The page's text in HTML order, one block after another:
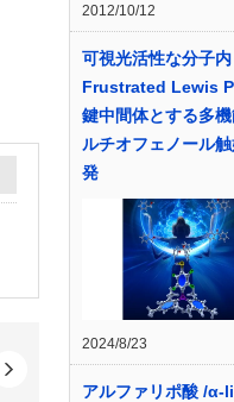
2012/10/12
可視光活性な分子内
Frustrated Lewis
鍵中間体とする多
ルチオフェノール
発
2024/8/23
アルファリポ酸 /α-